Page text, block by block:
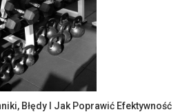
Błędy I Jak Poprawić Efektywność